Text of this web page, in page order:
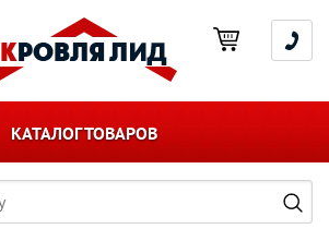
КАТАЛОГ ТОВАРОВ